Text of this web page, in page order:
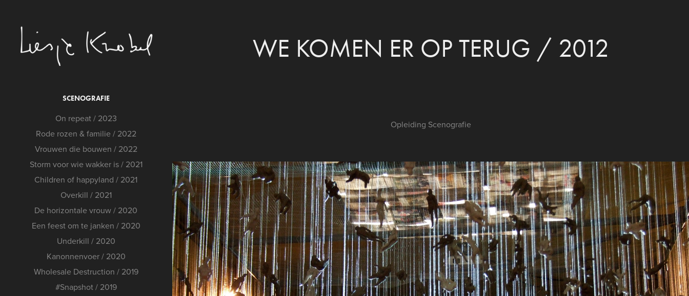
SCENOGRAFIE
On repeat / 2023
Rode rozen & familie / 2022
Vrouwen die bouwen / 2022
Storm voor wie wakker is / 2021
Children of happyland / 2021
Overkill / 2021
De horizontale vrouw / 2020
Een feest om te janken / 2020
Underkill / 2020
Kanonnenvoer / 2020
Wholesale Destruction / 2019
#Snapshot / 2019
WE KOMEN ER OP TERUG / 2012
Opleiding Scenografie